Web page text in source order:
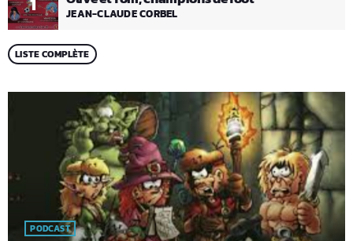
JEAN-CLAUDE CORBEL
LISTE COMPLÈTE
PODCAST